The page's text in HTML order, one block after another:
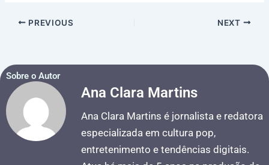
PREVIOUS NEXT
Sobre o Autor
Ana Clara Martins
Ana Clara Martins é jornalista e redatora
especializada em cultura pop,
entretenimento e tendências digitais.